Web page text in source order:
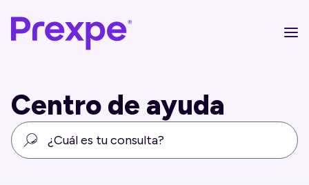
Centro de ayuda